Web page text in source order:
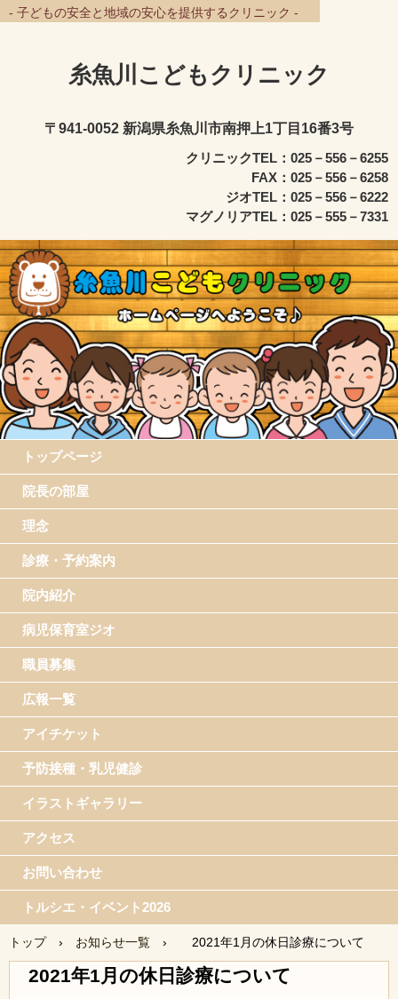
- 子どもの安全と地域の安心を提供するクリニック -
糸魚川こどもクリニック
〒941-0052 新潟県糸魚川市南押上1丁目16番3号
クリニックTEL：025－556－6255
FAX：025－556－6258
ジオTEL：025－556－6222
マグノリアTEL：025－555－7331
トップページ
院長の部屋
理念
診療・予約案内
院内紹介
病児保育室ジオ
職員募集
広報一覧
アイチケット
予防接種・乳児健診
イラストギャラリー
アクセス
お問い合わせ
トルシエ・イベント2026
トップ › お知らせ一覧 › 2021年1月の休日診療について
2021年1月の休日診療について